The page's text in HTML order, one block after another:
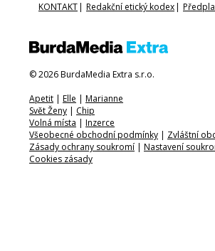
KONTAKT| Redakční etický kodex|
© 2026 BurdaMedia Extra s.r.o.
Apetit | Elle | Marianne
Svět Ženy | Chip
Volná místa | Inzerce
Všeobecné obchodní podmínky | Zvláštní
Zásady ochrany soukromí | Nastavení
Cookies zásady